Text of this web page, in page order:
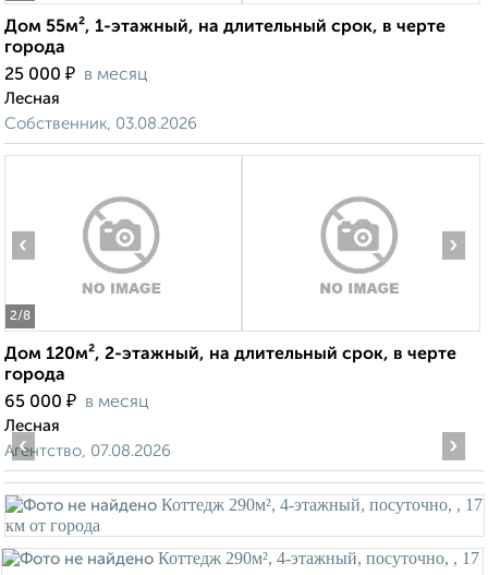
Дом 55м², 1-этажный, на длительный срок, в черте
города
25 000 ₽ в месяц
Лесная
Собственник, 03.08.2026
2/8
‹ ›
Дом 120м², 2-этажный, на длительный срок, в черте
города
65 000 ₽ в месяц
Лесная
Агентство, 07.08.2026
‹ ›